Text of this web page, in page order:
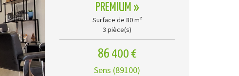
PREMIUM »
Surface de 80 m²
3 pièce(s)
86 400 €
Sens (89100)